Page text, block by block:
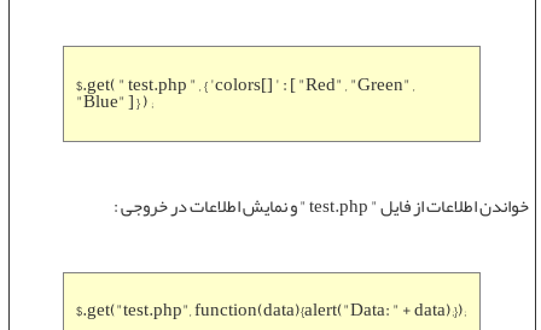
$.get( " test.php " , { 'colors[] ' : [ "Red" , "Green" ,
"Blue" ] } ) ;
خواندن اطلاعات از فایل " test.php " و نمایش اطلاعات در خروجی :
$.get("test.php", function(data){alert("Data: " + data);});